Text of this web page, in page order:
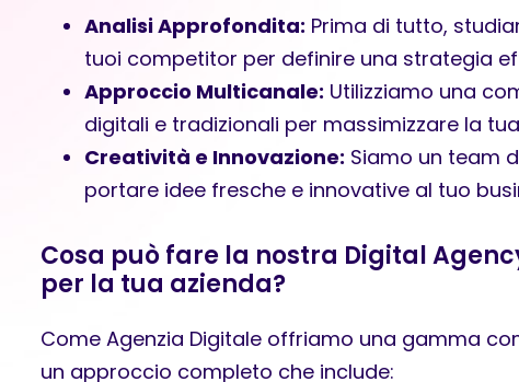
Analisi Approfondita: Prima di tutto,
tuoi competitor per definire una strategia
Approccio Multicanale: Utilizziamo una
digitali e tradizionali per massimizzare la
Creatività e Innovazione: Siamo un team
portare idee fresche e innovative al tuo
Cosa può fare la nostra Digital
per la tua azienda?
Come Agenzia Digitaleoffriamo una gamma
un approccio completo che include: